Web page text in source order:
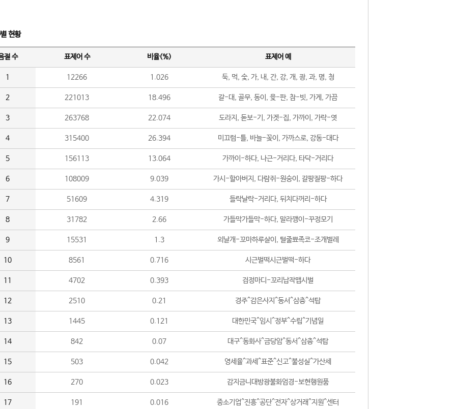
현황
절 수 표제어 수 비율(%) 표제어 예
1 12266 1.026 둑, 먹, 숯, 가, 내, 간, 강, 개, 광, 과, 명, 청
2 221013 18.496 갈-대, 골무, 동이, 윷-판, 참-빗, 가게, 가끔
3 263768 22.074 도라지, 돋보-기, 가겟-집, 가까이, 가락-엿
4 315400 26.394 미끄럼-틀, 바늘-꽂이, 가까스로, 강동-대다
5 156113 13.064 가까이-하다, 나근-거리다, 타닥-거리다
6 108009 9.039 가시-할아버지, 다람쥐-원숭이, 갈팡질팡-하다
7 51609 4.319 들락날락-거리다, 뒤치다꺼리-하다
8 31782 2.66 가들막가들막-하다, 말라깽이-꾸정모기
9 15531 1.3 외날개-꼬마하루살이, 털줄뾰족코-조개벌레
10 8561 0.716 시근벌떡시근벌떡-하다
11 4702 0.393 검정마디-꼬리납작맵시벌
12 2510 0.21 경주^감은사지^동서^삼층^석탑
13 1445 0.121 대한민국^임시^정부^수립^기념일
14 842 0.07 대구^동화사^금당암^동서^삼층^석탑
15 503 0.042 영세율^과세^표준^신고^불성실^가산세
16 270 0.023 감지금니대방광불화엄경-보현행원품
17 191 0.016 중소기업^진흥^공단^전자^상거래^지원^센터